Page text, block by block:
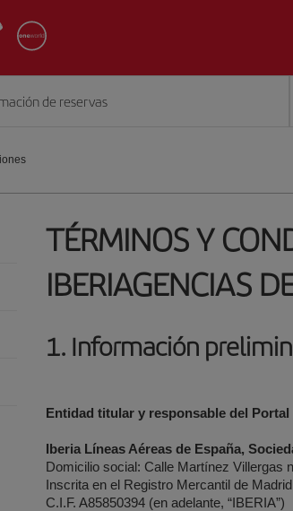
de reservas
TÉRMINOS Y
IBERIAGENCIAS
1. Información
Entidad titular y responsable del Portal
Iberia Líneas Aéreas de España,
Domicilio social: Calle Martínez Villergas
Inscrita en el Registro Mercantil de
C.I.F. A85850394 (en adelante, “IBERIA”)